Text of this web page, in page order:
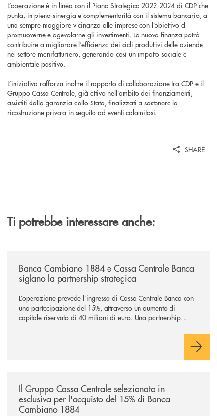
L’operazione è in linea con il Piano Strategico 2022-2024 di CDP che
punta, in piena sinergia e complementarità con il sistema bancario, a
una sempre maggiore vicinanza alle imprese con l’obiettivo di
promuoverne e agevolarne gli investimenti. La nuova finanza potrà
contribuire a migliorare l’efficienza dei cicli produttivi delle aziende
nel settore manifatturiero, generando così un impatto sociale e
ambientale positivo.
L’iniziativa rafforza inoltre il rapporto di collaborazione tra CDP e il
Gruppo Cassa Centrale, già attivo nell’ambito dei finanziamenti,
assistiti dalla garanzia dello Stato, finalizzati a sostenere la
ricostruzione privata in seguito ad eventi calamitosi.
SHARE
Ti potrebbe interessare anche:
Banca Cambiano 1884 e Cassa Centrale Banca
siglano la partnership strategica
L’operazione prevede l’ingresso di Cassa Centrale Banca con
una partecipazione del 15%, attraverso un aumento di
capitale riservato di 40 milioni di euro. Una partnership
comuni e sulla prossimità ai territori, per ampliare l’offerta e
Il Gruppo Cassa Centrale selezionato in
esclusiva per l'acquisto del 15% di Banca
Cambiano 1884